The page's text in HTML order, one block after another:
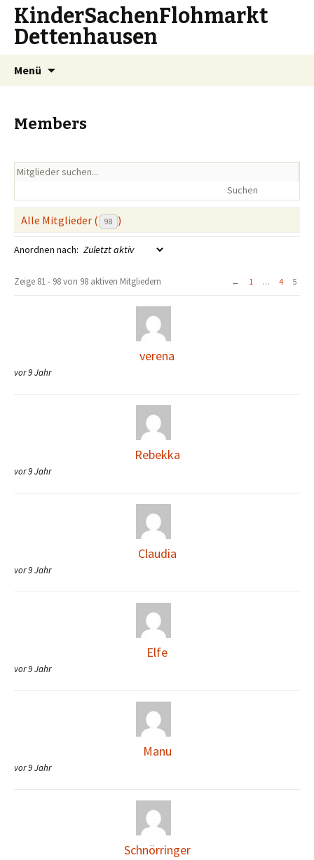
KinderSachenFlohmarkt
Dettenhausen
Menü
Members
Alle Mitglieder ( 98 )
Anordnen nach:
Zeige 81 - 98 von 98 aktiven Mitgliedern ← 1 … 4 5
verena
vor 9 Jahr
Rebekka
vor 9 Jahr
Claudia
vor 9 Jahr
Elfe
vor 9 Jahr
Manu
vor 9 Jahr
Schnörringer